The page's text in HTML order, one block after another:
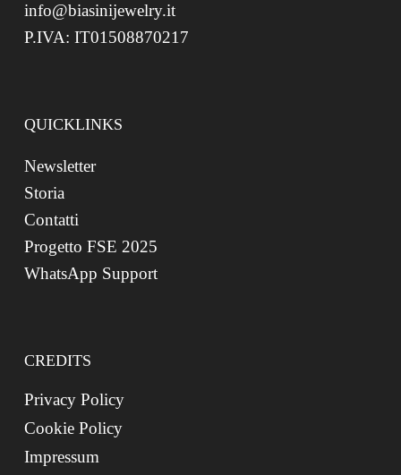
info@biasinijewelry.it
P.IVA: IT01508870217
QUICKLINKS
Newsletter
Storia
Contatti
Progetto FSE 2025
WhatsApp Support
CREDITS
Privacy Policy
Cookie Policy
Impressum